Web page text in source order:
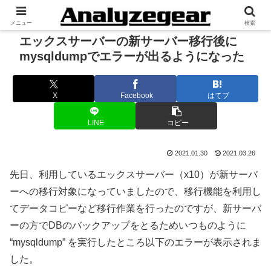
エックスサーバーの新サーバー移行後に
mysqldumpでエラーが出るようになった
X Facebook はてブ
LINE コピー
2021.01.30 2021.03.26
先日、利用しているエックスサーバー（x10）が新サーバ
ーへの移行対象になっていましたので、移行機能を利用し
てデータコピーなど移行作業を行ったのですが、新サーバ
ーの方でDBのバックアップをとるためいつものように
“mysqldump” を実行したところ以下のエラーが表示されま
した。
メニュー 検索